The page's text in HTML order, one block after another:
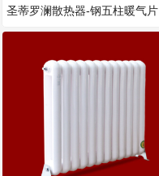
圣蒂罗澜散热器-钢五柱暖气片